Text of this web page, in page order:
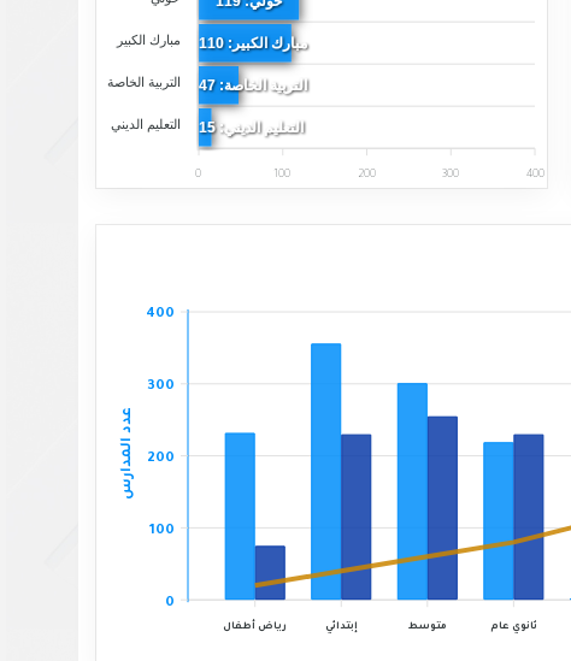
مبارك الكبير: 110
التربية الخاصة: 47
التعليم الديني: 15
مبارك الكبير
التربية الخاصة
التعليم الديني
400
300
200
100
0
رياض أطفال إبتدائي متوسط ثانوي عام
400
300
200
100
0
عدد المدارس